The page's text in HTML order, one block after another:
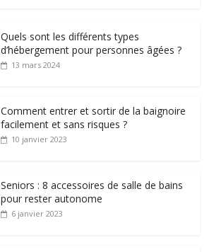
Quels sont les différents types
d’hébergement pour personnes âgées ?
13 mars 2024
Comment entrer et sortir de la baignoire
facilement et sans risques ?
10 janvier 2023
Seniors : 8 accessoires de salle de bains
pour rester autonome
6 janvier 2023